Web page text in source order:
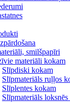
smilšpapīri
materiāli kokam
Slīpdiski kokam
Slīpmateriāls ruļļos
Slīplentes kokam
Slīpmateriāls